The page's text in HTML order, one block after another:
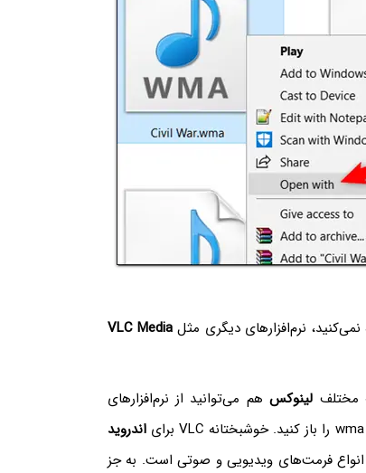
نمی‌کنید، نرم‌افزارهای دیگری مثلVLC Media
مختلف لینوکسهم می‌توانید از نرم‌افزارهای
اندروید
انواع فرمت‌های ویدیویی و صوتی است. به جز